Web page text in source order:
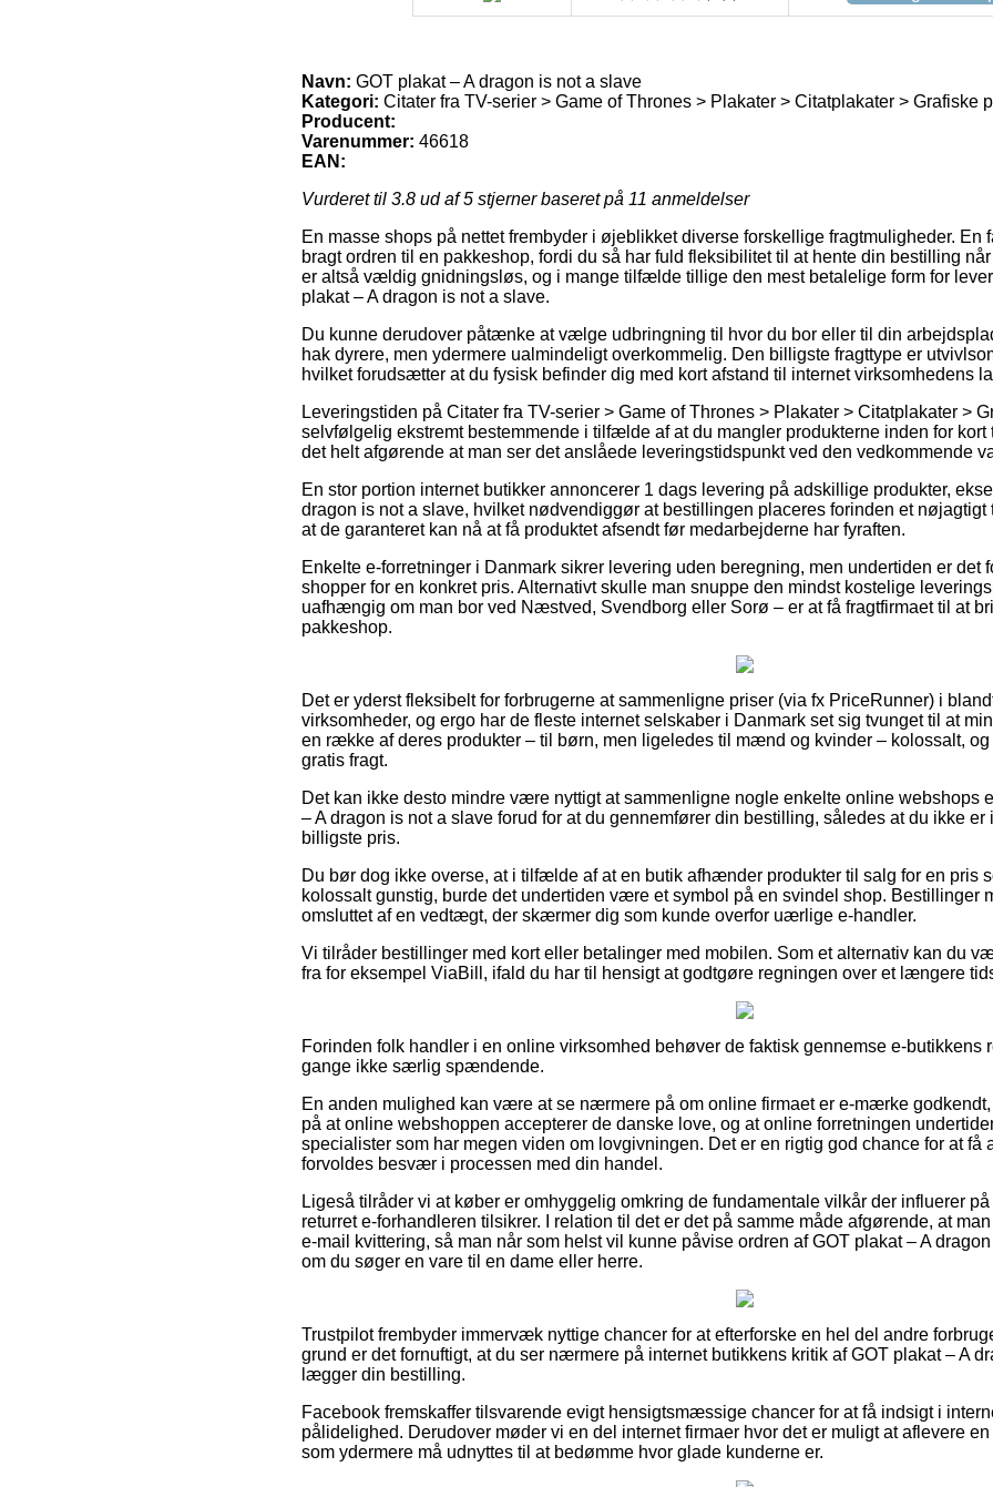
Navn: GOT plakat – A dragon is not a slave
Kategori: Citater fra TV-serier > Game of Thrones > Plakater > Citatplakater > Grafiske
Producent:
Varenummer: 46618
EAN:
Vurderet til 3.8 ud af 5 stjerner baseret på 11 anmeldelser
En masse shops på nettet frembyder i øjeblikket diverse forskellige fragtmuligheder. En
bragt ordren til en pakkeshop, fordi du så har fuld fleksibilitet til at hente din bestilling
er altså vældig gnidningsløs, og i mange tilfælde tillige den mest betalelige form for
plakat – A dragon is not a slave.
Du kunne derudover påtænke at vælge udbringning til hvor du bor eller til din
hak dyrere, men ydermere ualmindeligt overkommelig. Den billigste fragttype er
hvilket forudsætter at du fysisk befinder dig med kort afstand til internet virksomhedens
Leveringstiden på Citater fra TV-serier > Game of Thrones > Plakater > Citatplakater >
selvfølgelig ekstremt bestemmende i tilfælde af at du mangler produkterne inden for kort
det helt afgørende at man ser det anslåede leveringstidspunkt ved den vedkommende
En stor portion internet butikker annoncerer 1 dags levering på adskillige produkter,
dragon is not a slave, hvilket nødvendiggør at bestillingen placeres forinden et nøjagtigt
at de garanteret kan nå at få produktet afsendt før medarbejderne har fyraften.
Enkelte e-forretninger i Danmark sikrer levering uden beregning, men undertiden er det
shopper for en konkret pris. Alternativt skulle man snuppe den mindst kostelige
uafhængig om man bor ved Næstved, Svendborg eller Sorø – er at få fragtfirmaet til at
pakkeshop.
Det er yderst fleksibelt for forbrugerne at sammenligne priser (via fx PriceRunner) i
virksomheder, og ergo har de fleste internet selskaber i Danmark set sig tvunget til at
en række af deres produkter – til børn, men ligeledes til mænd og kvinder – kolossalt,
gratis fragt.
Det kan ikke desto mindre være nyttigt at sammenligne nogle enkelte online webshops
– A dragon is not a slave forud for at du gennemfører din bestilling, således at du ikke er
billigste pris.
Du bør dog ikke overse, at i tilfælde af at en butik afhænder produkter til salg for en pris
kolossalt gunstig, burde det undertiden være et symbol på en svindel shop. Bestillinger
omsluttet af en vedtægt, der skærmer dig som kunde overfor uærlige e-handler.
Vi tilråder bestillinger med kort eller betalinger med mobilen. Som et alternativ kan du
fra for eksempel ViaBill, ifald du har til hensigt at godtgøre regningen over et længere
Forinden folk handler i en online virksomhed behøver de faktisk gennemse e-butikkens
gange ikke særlig spændende.
En anden mulighed kan være at se nærmere på om online firmaet er e-mærke
på at online webshoppen accepterer de danske love, og at online forretningen
specialister som har megen viden om lovgivningen. Det er en rigtig god chance for at få
forvoldes besvær i processen med din handel.
Ligeså tilråder vi at køber er omhyggelig omkring de fundamentale vilkår der influerer
returret e-forhandleren tilsikrer. I relation til det er det på samme måde afgørende, at
e-mail kvittering, så man når som helst vil kunne påvise ordren af GOT plakat – A
om du søger en vare til en dame eller herre.
Trustpilot frembyder immervæk nyttige chancer for at efterforske en hel del andre
grund er det fornuftigt, at du ser nærmere på internet butikkens kritik af GOT plakat – A
lægger din bestilling.
Facebook fremskaffer tilsvarende evigt hensigtsmæssige chancer for at få indsigt i
pålidelighed. Derudover møder vi en del internet firmaer hvor det er muligt at aflevere
som ydermere må udnyttes til at bedømme hvor glade kunderne er.